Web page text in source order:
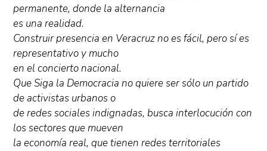
permanente, donde la alternancia
es una realidad.
Construir presencia en Veracruz no es fácil, pero sí es
representativo y mucho
en el concierto nacional.
Que Siga la Democracia no quiere ser sólo un partido
de activistas urbanos o
de redes sociales indignadas, busca interlocución con
los sectores que mueven
la economía real, que tienen redes territoriales